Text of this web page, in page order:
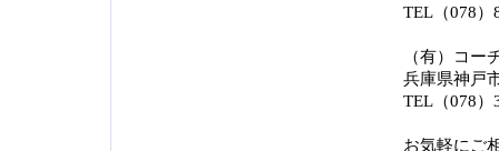
TEL（078）
（有）コー
兵庫県神戸
TEL（078）
お気軽にご